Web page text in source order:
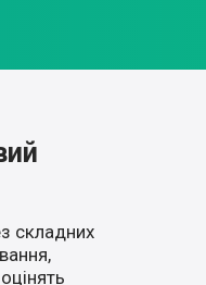
складних